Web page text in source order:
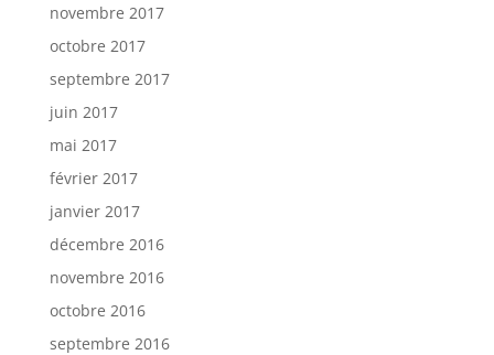
novembre 2017
octobre 2017
septembre 2017
juin 2017
mai 2017
février 2017
janvier 2017
décembre 2016
novembre 2016
octobre 2016
septembre 2016